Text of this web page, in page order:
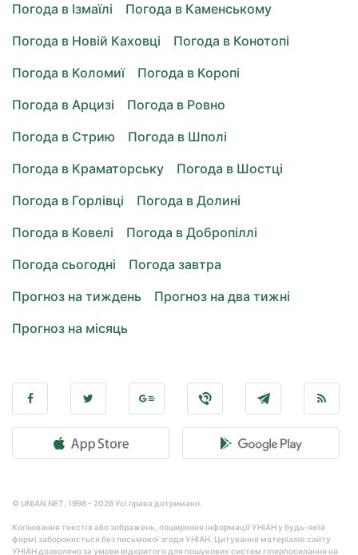
Погода в Ізмаїлі
Погода в Каменському
Погода в Новій Каховці
Погода в Конотопі
Погода в Коломиї
Погода в Коропі
Погода в Арцизі
Погода в Ровно
Погода в Стрию
Погода в Шполі
Погода в Краматорську
Погода в Шостці
Погода в Горлівці
Погода в Долині
Погода в Ковелі
Погода в Добропіллі
Погода сьогодні
Погода завтра
Прогноз на тиждень
Прогноз на два тижні
Прогноз на місяць
© UNIAN.NET, 1998 - 2026 Усі права дотримано.
Копіювання текстів або зображень, поширення інформації УНІАН у будь-якій
формі забороняється без письмової згоди УНІАН. Цитування матеріалів сайту
УНІАН дозволено за умови відкритого для пошукових систем гіперпосилання на